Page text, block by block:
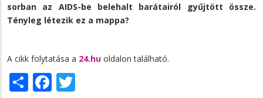
sorban az AIDS-be belehalt barátairól gyűjtött össze.
Tényleg létezik ez a mappa?
A cikk folytatása a 24.hu oldalon található.
ShareFacebook